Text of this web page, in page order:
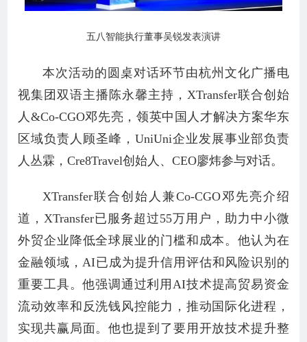
五八智能执行董事吴锐发表演讲
本次活动的圆桌对话环节由杭州文化广播电
视集团双语主播陈永馨主持，XTransfer联合创始
人&Co-CGO邓先亮，领英中国人才解决方案华东
区域负责人顾圣峰，UniUni企业发展事业部负责
人丛霖，Cre8Travel创始人、CEO廖炜参与对话。
XTransfer联合创始人兼Co-CGO邓先亮介绍
道，XTransfer已服务超过55万用户，助力中小微
外贸企业降低全球展业的门槛和成本。他认为在
金融领域，AI已成为提升信用评估和风险识别的
重要工具。他强调通过利用AI技术提高贸易资金
流动效率和反洗钱风控能力，推动国际化进程，
实现共赢局面。他也提到了要用开放技术提升整